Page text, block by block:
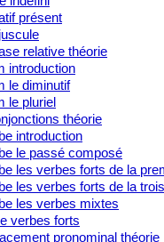
présent
relative théorie
introduction
le diminutif
le pluriel
théorie
introduction
le passé composé
les verbes forts de la
les verbes forts de la
les verbes mixtes
verbes forts
pronominal théorie